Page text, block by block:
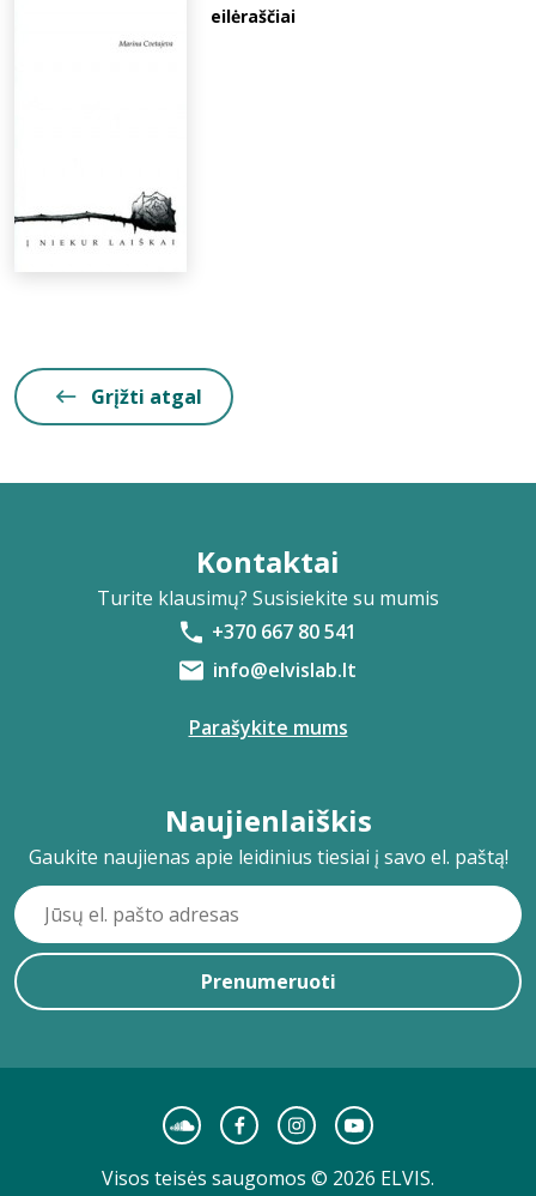
eilėraščiai
Grįžti atgal
Kontaktai
Turite klausimų? Susisiekite su mumis
+370 667 80 541
info@elvislab.lt
Parašykite mums
Naujienlaiškis
Gaukite naujienas apie leidinius tiesiai į savo el. paštą!
Prenumeruoti
Visos teisės saugomos © 2026 ELVIS.